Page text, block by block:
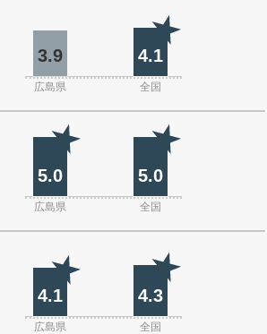
3.9 4.1
広島県 全国
5.0 5.0
広島県 全国
4.1 4.3
広島県 全国